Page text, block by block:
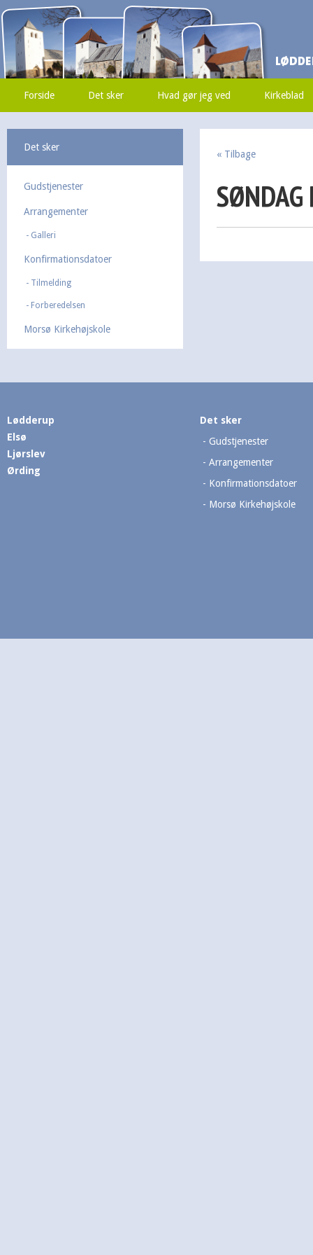
Forside Det sker Hvad gør jeg ved Kirkeblad
Det sker
Gudstjenester
Arrangementer
Galleri
Konfirmationsdatoer
Tilmelding
Forberedelsen
Morsø Kirkehøjskole
« Tilbage
SØNDAG
Lødderup
Elsø
Ljørslev
Ørding
Det sker
Gudstjenester
Arrangementer
Konfirmationsdatoer
Morsø Kirkehøjskole